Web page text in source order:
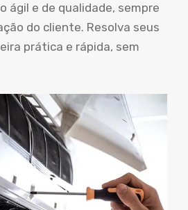
ágil e de qualidade, sempre
do cliente. Resolva seus
prática e rápida, sem